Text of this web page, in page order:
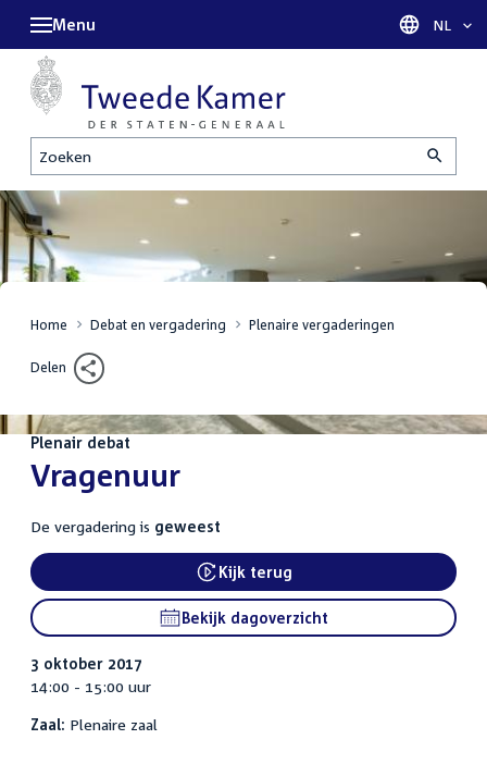
Zoeken
Menu Taal
NL
Home Debat en vergadering Plenaire vergaderingen
Delen
Plenair debat
:Vragenuur
De vergadering is geweest
External link:
Kijk terug
Bekijk dagoverzicht
3 oktober 2017
14:00 - 15:00 uur
Zaal: Plenaire zaal